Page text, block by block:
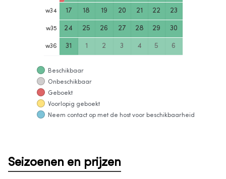
w34 17 18 19 20 21 22 23
w35 24 25 26 27 28 29 30
w36 31 1 2 3 4 5 6
Beschikbaar
Onbeschikbaar
Geboekt
Voorlopig geboekt
Neem contact op met de host voor beschikbaarheid
Seizoenen en prijzen